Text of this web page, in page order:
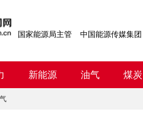
国家能源局主管 中国能源传媒集
新能源 油气 煤炭